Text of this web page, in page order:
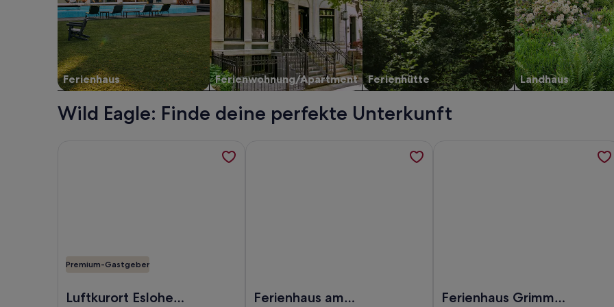
Ferienhaus Ferienwohnung/Apartment Ferienhütte Landhaus
Wild Eagle: Finde deine perfekte Unterkunft
Premium-Gastgeber
Luftkurort Eslohe
Ferienhaus am
Ferienhaus Grimme